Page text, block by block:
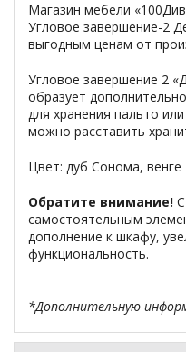
Магазин мебели
Угловое завершение-2
выгодным ценам от
Угловое завершение 2
образует
для хранения пальто
можно расставить
Цвет: дуб Сонома, венге
Обратите внимание!
самостоятельным
дополнение к шкафу,
функциональность.
*Дополнительную
менеджера по телефону